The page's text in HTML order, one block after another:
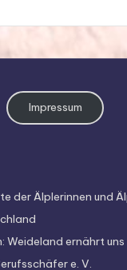
Impressum
der Älplerinnen und
Weideland ernährt uns
e. V.